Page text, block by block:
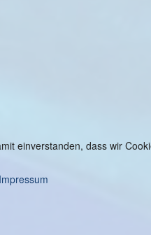
einverstanden, dass wir
Impressum